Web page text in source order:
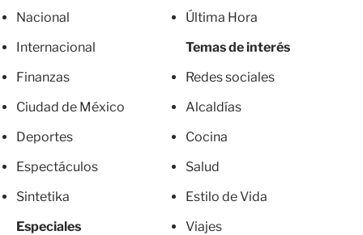
Nacional
Internacional
Finanzas
Ciudad de México
Deportes
Espectáculos
Sintetika
Especiales
Última Hora
Temas de interés
Redes sociales
Alcaldías
Cocina
Salud
Estilo de Vida
Viajes